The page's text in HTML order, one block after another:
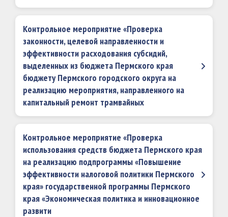
Контрольное мероприятие «Проверка
законности, целевой направленности и
эффективности расходования субсидий,
выделенных из бюджета Пермского края
бюджету Пермского городского округа на
реализацию мероприятия, направленного на
капитальный ремонт трамвайных
Контрольное мероприятие «Проверка
использования средств бюджета Пермского края
на реализацию подпрограммы «Повышение
эффективности налоговой политики Пермского
края» государственной программы Пермского
края «Экономическая политика и инновационное
развити